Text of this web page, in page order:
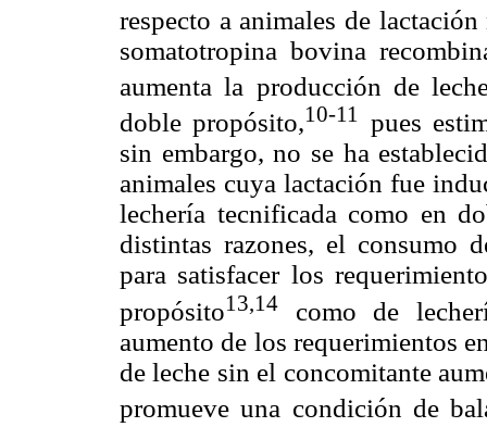
respecto a animales de lactación
somatotropina bovina
aumenta la producción de
doble propósito,10-11
pues
sin embargo, no se ha
animales cuya lactación fue
lechería tecnificada como en
distintas razones, el consumo
para satisfacer los
propósito13,14
como de
aumento de los requerimientos
de leche sin el concomitante
promueve una condición de